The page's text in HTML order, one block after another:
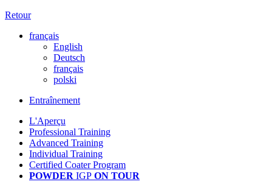
Retour
français
English
Deutsch
français
polski
Entraînement
L'Aperçu
Professional Training
Advanced Training
Individual Training
Certified Coater Program
POWDER IGP ON TOUR